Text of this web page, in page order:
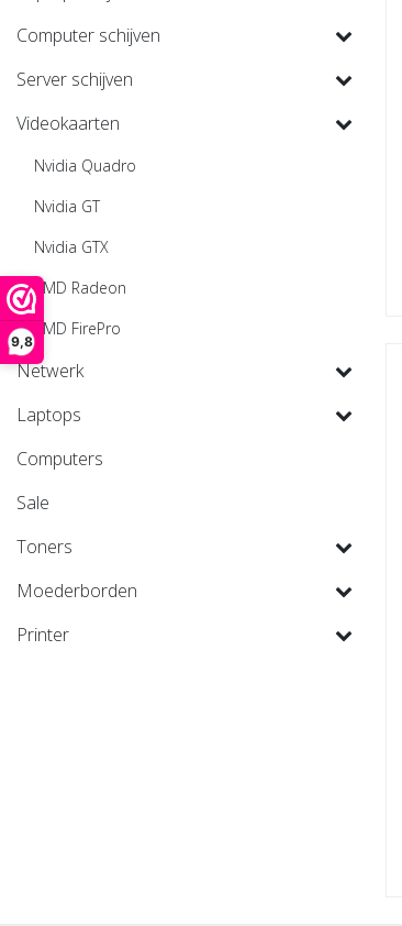
9,8
Computer schijven
Server schijven
Videokaarten
Nvidia Quadro
Nvidia GT
Nvidia GTX
AMD Radeon
AMD FirePro
Netwerk
Laptops
Computers
Sale
Toners
Moederborden
Printer